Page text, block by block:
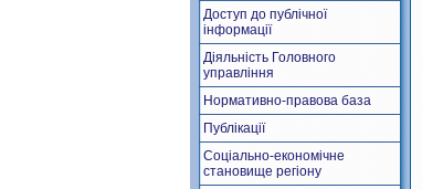
Доступ до публічної
інформації
Діяльність Головного
управління
Нормативно-правова база
Публікації
Соціально-економічне
становище регіону